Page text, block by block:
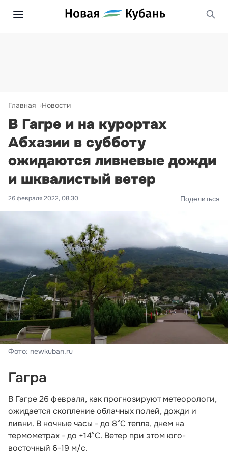
Главная Новости
В Гагре и на курортах
Абхазии в субботу
ожидаются ливневые дожди
и шквалистый ветер
26 февраля 2022, 08:30 Поделиться
Фото: newkuban.ru
Гагра
В Гагре 26 февраля, как прогнозируют метеорологи,
ожидается скопление облачных полей, дожди и
ливни. В ночные часы - до 8°С тепла, днем на
термометрах - до +14°С. Ветер при этом юго-
восточный 6-19 м/с.